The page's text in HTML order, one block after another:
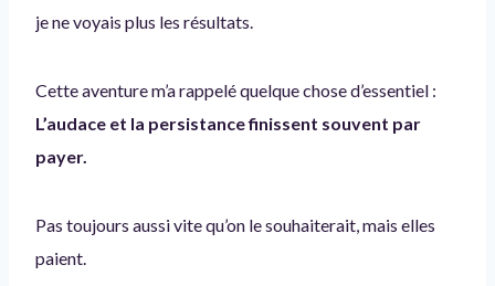
je ne voyais plus les résultats.
Cette aventure m’a rappelé quelque chose d’essentiel :
L’audace et la persistance finissent souvent par
payer.
Pas toujours aussi vite qu’on le souhaiterait, mais elles
paient.